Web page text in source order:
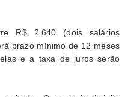
R$ 2.640 (dois salários
prazo mínimo de 12 meses
e a taxa de juros serão